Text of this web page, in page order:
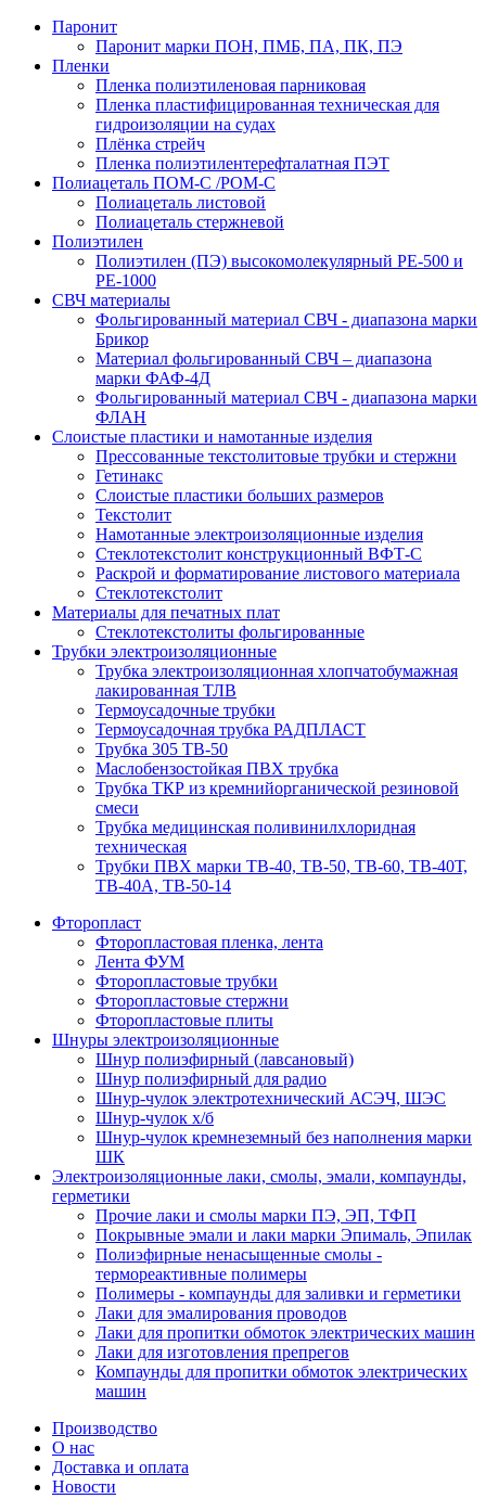
Паронит
Паронит марки ПОН, ПМБ, ПА, ПК, ПЭ
Пленки
Пленка полиэтиленовая парниковая
Пленка пластифицированная техническая для
гидроизоляции на судах
Плёнка стрейч
Пленка полиэтилентерефталатная ПЭТ
Полиацеталь ПОМ-С /POM-C
Полиацеталь листовой
Полиацеталь стержневой
Полиэтилен
Полиэтилен (ПЭ) высокомолекулярный PE-500 и
PE-1000
СВЧ материалы
Фольгированный материал СВЧ - диапазона марки
Брикор
Материал фольгированный СВЧ – диапазона
марки ФАФ-4Д
Фольгированный материал СВЧ - диапазона марки
ФЛАН
Слоистые пластики и намотанные изделия
Прессованные текстолитовые трубки и стержни
Гетинакс
Слоистые пластики больших размеров
Текстолит
Намотанные электроизоляционные изделия
Стеклотекстолит конструкционный ВФТ-С
Раскрой и форматирование листового материала
Стеклотекстолит
Материалы для печатных плат
Стеклотекстолиты фольгированные
Трубки электроизоляционные
Трубка электроизоляционная хлопчатобумажная
лакированная ТЛВ
Термоусадочные трубки
Термоусадочная трубка РАДПЛАСТ
Трубка 305 ТВ-50
Маслобензостойкая ПВХ трубка
Трубка ТКР из кремнийорганической резиновой
смеси
Трубка медицинская поливинилхлоридная
техническая
Трубки ПВХ марки ТВ-40, ТВ-50, ТВ-60, ТВ-40Т,
ТВ-40А, ТВ-50-14
Фторопласт
Фторопластовая пленка, лента
Лента ФУМ
Фторопластовые трубки
Фторопластовые стержни
Фторопластовые плиты
Шнуры электроизоляционные
Шнур полиэфирный (лавсановый)
Шнур полиэфирный для радио
Шнур-чулок электротехнический АСЭЧ, ШЭС
Шнур-чулок х/б
Шнур-чулок кремнеземный без наполнения марки
ШК
Электроизоляционные лаки, смолы, эмали, компаунды,
герметики
Прочие лаки и смолы марки ПЭ, ЭП, ТФП
Покрывные эмали и лаки марки Эпималь, Эпилак
Полиэфирные ненасыщенные смолы -
термореактивные полимеры
Полимеры - компаунды для заливки и герметики
Лаки для эмалирования проводов
Лаки для пропитки обмоток электрических машин
Лаки для изготовления препрегов
Компаунды для пропитки обмоток электрических
машин
Производство
О нас
Доставка и оплата
Новости